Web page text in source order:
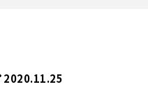
2020.11.25